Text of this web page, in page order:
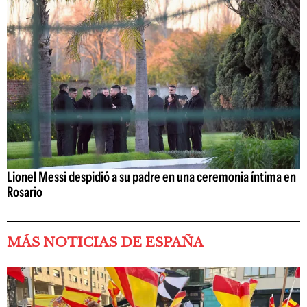
Lionel Messi despidió a su padre en una ceremonia íntima en
Rosario
MÁS NOTICIAS DE ESPAÑA